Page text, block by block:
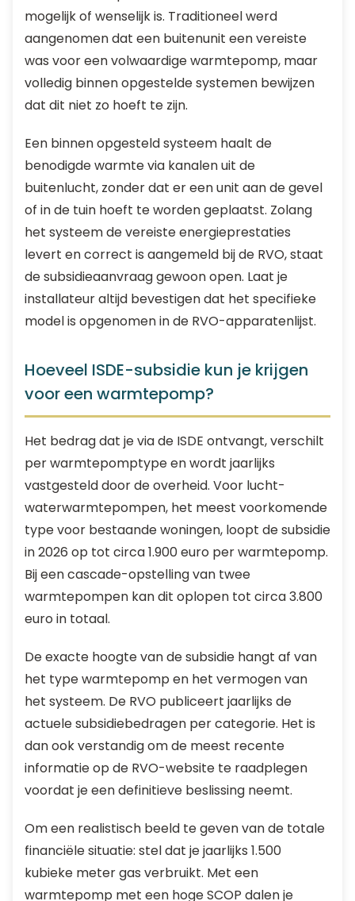
mogelijk of wenselijk is. Traditioneel werd
aangenomen dat een buitenunit een vereiste
was voor een volwaardige warmtepomp, maar
volledig binnen opgestelde systemen bewijzen
dat dit niet zo hoeft te zijn.
Een binnen opgesteld systeem haalt de
benodigde warmte via kanalen uit de
buitenlucht, zonder dat er een unit aan de gevel
of in de tuin hoeft te worden geplaatst. Zolang
het systeem de vereiste energieprestaties
levert en correct is aangemeld bij de RVO, staat
de subsidieaanvraag gewoon open. Laat je
installateur altijd bevestigen dat het specifieke
model is opgenomen in de RVO-apparatenlijst.
Hoeveel ISDE-subsidie kun je krijgen
voor een warmtepomp?
Het bedrag dat je via de ISDE ontvangt, verschilt
per warmtepomptype en wordt jaarlijks
vastgesteld door de overheid. Voor lucht-
waterwarmtepompen, het meest voorkomende
type voor bestaande woningen, loopt de subsidie
in 2026 op tot circa 1.900 euro per warmtepomp.
Bij een cascade-opstelling van twee
warmtepompen kan dit oplopen tot circa 3.800
euro in totaal.
De exacte hoogte van de subsidie hangt af van
het type warmtepomp en het vermogen van
het systeem. De RVO publiceert jaarlijks de
actuele subsidiebedragen per categorie. Het is
dan ook verstandig om de meest recente
informatie op de RVO-website te raadplegen
voordat je een definitieve beslissing neemt.
Om een realistisch beeld te geven van de totale
financiële situatie: stel dat je jaarlijks 1.500
kubieke meter gas verbruikt. Met een
warmtepomp met een hoge SCOP dalen je